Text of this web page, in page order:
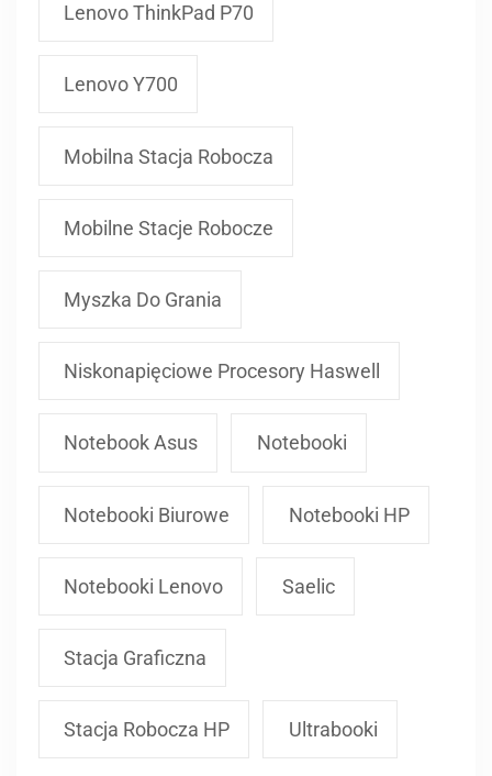
Lenovo ThinkPad P70
Lenovo Y700
Mobilna Stacja Robocza
Mobilne Stacje Robocze
Myszka Do Grania
Niskonapięciowe Procesory Haswell
Notebook Asus Notebooki
Notebooki Biurowe Notebooki HP
Notebooki Lenovo Saelic
Stacja Graficzna
Stacja Robocza HP Ultrabooki